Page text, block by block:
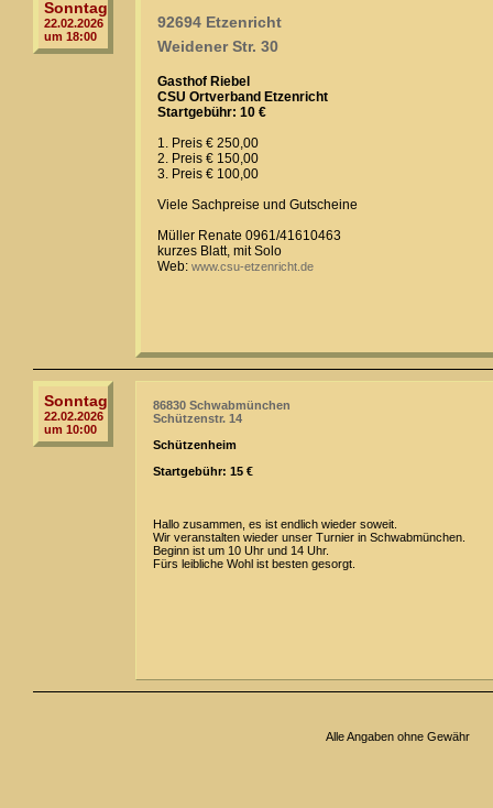
Sonntag
22.02.2026
um 18:00
92694 Etzenricht
Weidener Str. 30
Gasthof Riebel
CSU Ortverband Etzenricht
Startgebühr: 10 €
1. Preis € 250,00
2. Preis € 150,00
3. Preis € 100,00
Viele Sachpreise und Gutscheine
Müller Renate 0961/41610463
kurzes Blatt, mit Solo
Web: www.csu-etzenricht.de
Sonntag
22.02.2026
um 10:00
86830 Schwabmünchen
Schützenstr. 14
Schützenheim
Startgebühr: 15 €
Hallo zusammen, es ist endlich wieder soweit.
Wir veranstalten wieder unser Turnier in Schwabmünchen.
Beginn ist um 10 Uhr und 14 Uhr.
Fürs leibliche Wohl ist besten gesorgt.
Alle Angaben ohne Gewähr